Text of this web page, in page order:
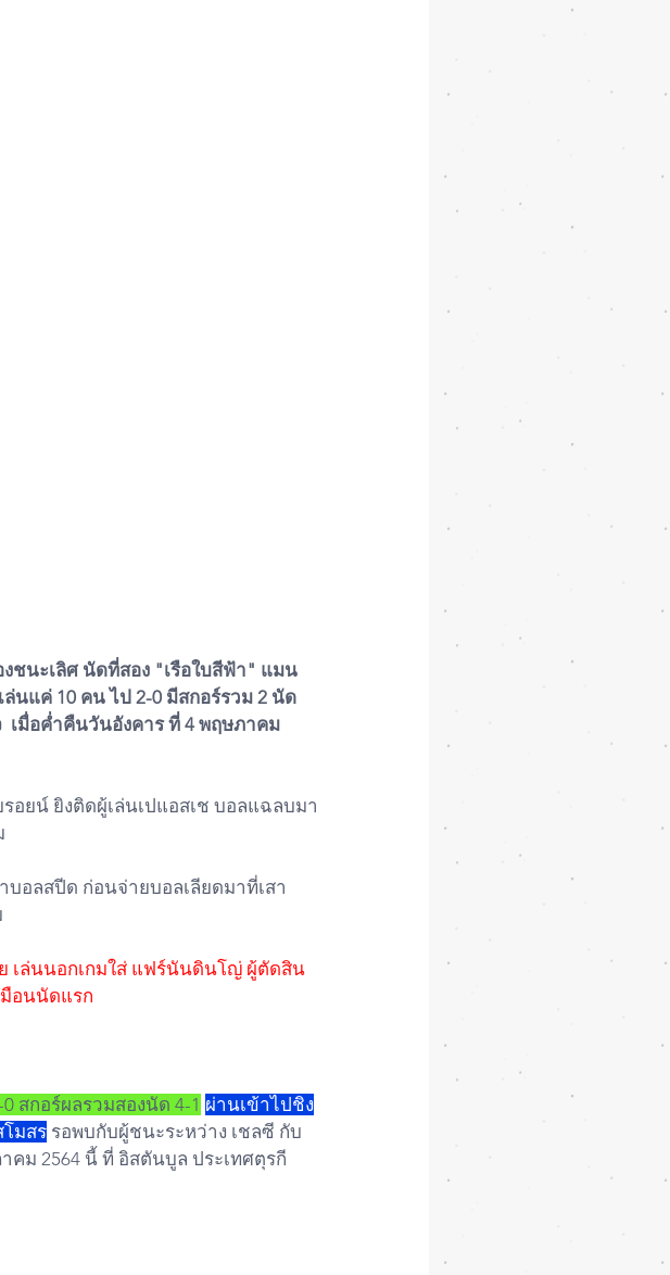
ชนะเลิศ นัดที่สอง "เรือใบสีฟ้า" แมน
นแค่ 10 คน ไป 2-0 มีสกอร์รวม 2 นัด
เมื่อค่ำคืนวันอังคาร ที่ 4 พฤษภาคม
รอยน์ ยิงติดผู้เล่นเปแอสเช บอลแฉลบมา
บอลสปีด ก่อนจ่ายบอลเลียดมาที่เสา
เล่นนอกเกมใส่ แฟร์นันดินโญ่ ผู้ตัดสิน
มือนนัดแรก
สกอร์ผลรวมสองนัด 4-1 ผ่านเข้าไปชิง
มสร รอพบกับผู้ชนะระหว่าง เชลซี กับ
คม 2564 นี้ ที่ อิสตันบูล ประเทศตุรกี